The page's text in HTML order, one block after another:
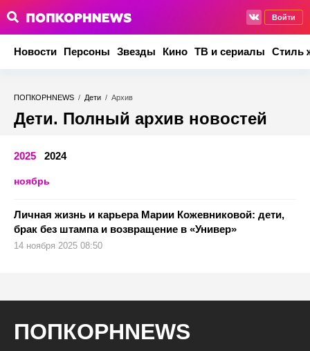
Войти
Новости Персоны Звезды Кино ТВ и сериалы Стиль
ПОПКОРНNEWS / Дети / Архив
Дети. Полный архив новостей
2025 2024
ноябрь
Личная жизнь и карьера Марии Кожевниковой: дети,
брак без штампа и возвращение в «Универ»
14 ноября 2025 08:50
ПОПКОРНNEWS